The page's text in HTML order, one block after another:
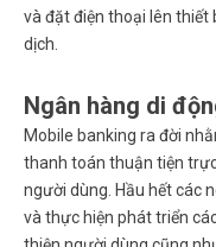
và đặt điện thoại lên
dịch.
Ngân hàng di
Mobile banking ra đời
thanh toán thuận tiện
người dùng. Hầu hết các
và thực hiện phát triển